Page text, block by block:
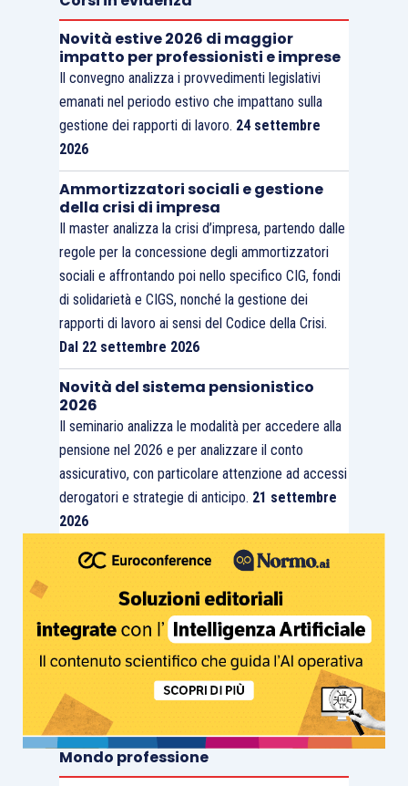
Novità estive 2026 di maggior
impatto per professionisti e imprese
Il convegno analizza i provvedimenti legislativi
emanati nel periodo estivo che impattano sulla
gestione dei rapporti di lavoro. 24 settembre
2026
Ammortizzatori sociali e gestione
della crisi di impresa
Il master analizza la crisi d’impresa, partendo dalle
regole per la concessione degli ammortizzatori
sociali e affrontando poi nello specifico CIG, fondi
di solidarietà e CIGS, nonché la gestione dei
rapporti di lavoro ai sensi del Codice della Crisi.
Dal 22 settembre 2026
Novità del sistema pensionistico
2026
Il seminario analizza le modalità per accedere alla
pensione nel 2026 e per analizzare il conto
assicurativo, con particolare attenzione ad accessi
derogatori e strategie di anticipo. 21 settembre
2026
Mondo professione